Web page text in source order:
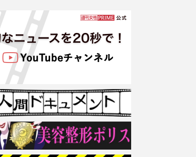
専門医が厳選した「がんに
ル秘テクニック、1日10点
満点の“早見シート”簡単管
も、喫煙所整備は“ノープラ
ン”の現状
『Number_i』神宮寺勇
太・平野紫耀・岸優太が“海
外進出”の夢実現も、チケッ
ト価格が大幅変更！世界規
模の高騰に不満噴出